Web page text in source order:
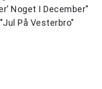
Noget I December"
På Vesterbro"